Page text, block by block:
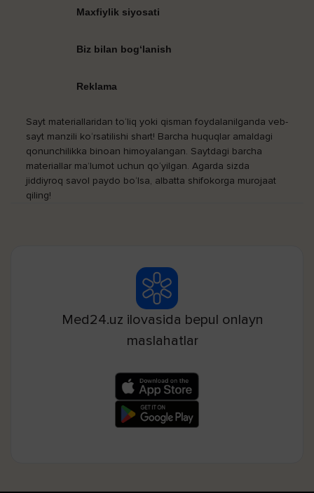
Maxfiylik siyosati
Biz bilan bog‘lanish
Reklama
Sayt materiallaridan to‘liq yoki qisman foydalanilganda veb-
sayt manzili ko‘rsatilishi shart! Barcha huquqlar amaldagi
qonunchilikka binoan himoyalangan. Saytdagi barcha
materiallar ma’lumot uchun qo‘yilgan. Agarda sizda
jiddiyroq savol paydo bo‘lsa, albatta shifokorga murojaat
qiling!
Med24.uz ilovasida bepul onlayn
maslahatlar